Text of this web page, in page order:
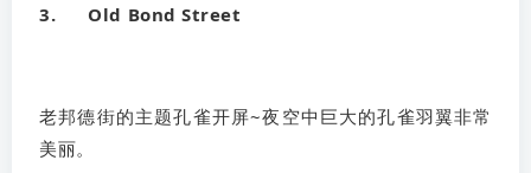
3. Old Bond Street
老邦德街的主题孔雀开屏~夜空中巨大的孔雀羽翼非常
美丽。